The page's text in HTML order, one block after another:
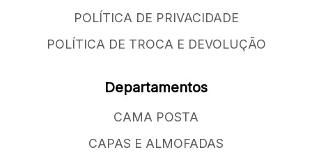
POLÍTICA DE PRIVACIDADE
POLÍTICA DE TROCA E DEVOLUÇÃO
Departamentos
CAMA POSTA
CAPAS E ALMOFADAS